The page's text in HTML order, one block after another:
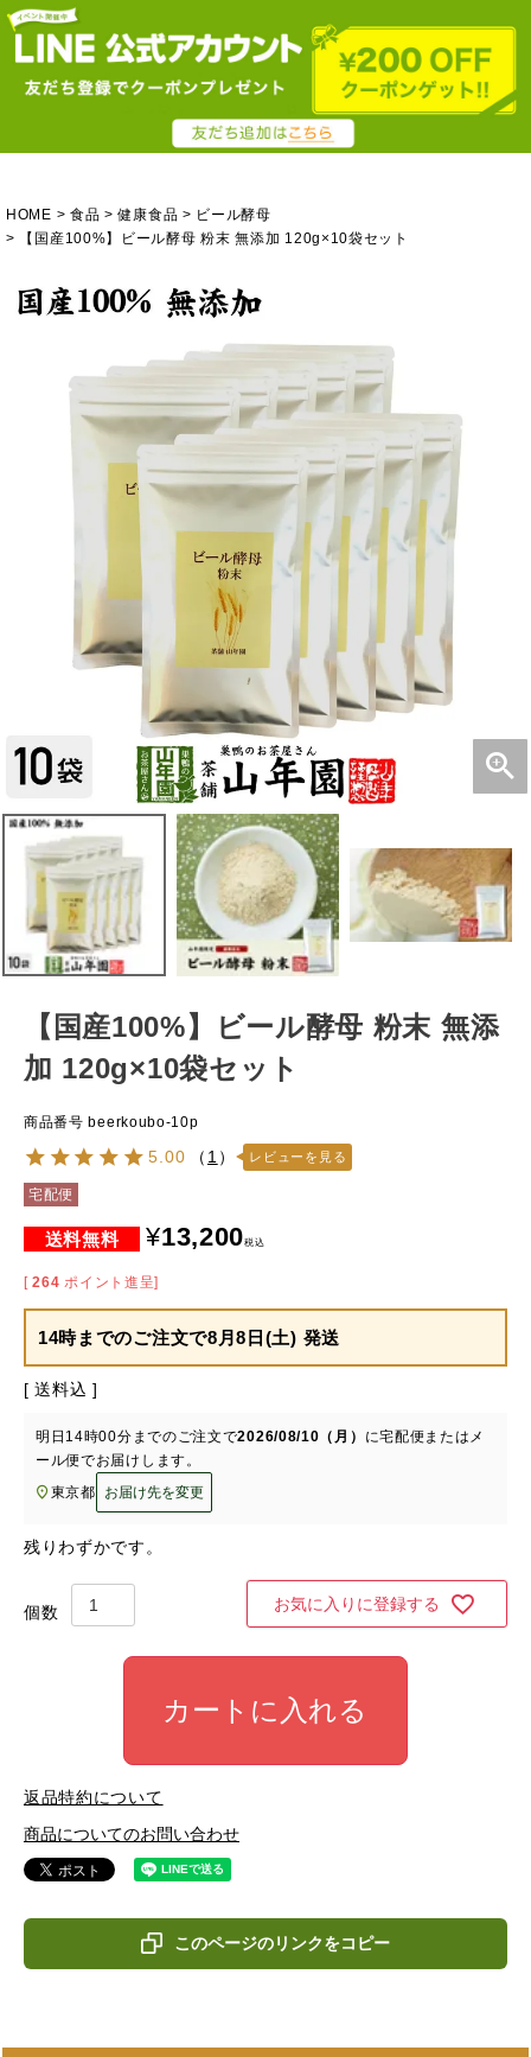
HOME 食品 健康食品
ビール酵母
【国産100%】ビール酵母 粉末 無添加 120g×10袋セット
【国産100%】ビール酵母 粉末 無添
加 120g×10袋セット
商品番号 beerkoubo-10p
5.00 （ 1 ） レビューを見る
宅配便
¥13,200税込
[ 264 ポイント進呈]
14時までのご注文で8月8日(土) 発送
送料込
明日 14時00分 までのご注文で2026/08/10（月） に宅配便またはメ
ール便でお届けします。
東京都
お届け先を変更
残りわずかです。
お気に入りに登録する
カートに入れる
返品特約について
商品についてのお問い合わせ
このページのリンクをコピー